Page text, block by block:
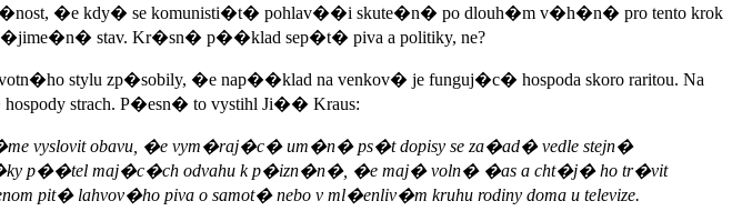
�e kdy� se komunisti�t� pohlav��i skute�n� po dlouh�m v�h�n� pro tento krok
v�jime�n� stav. Kr�sn� p��klad sep�t� piva a politiky, ne?
stylu zp�sobily, �e nap��klad na venkov� je funguj�c� hospoda skoro raritou. Na
strach. P�esn� to vystihl Ji�� Kraus:
vyslovit obavu, �e vym�raj�c� um�n� ps�t dopisy se za�ad� vedle stejn�
p��tel maj�c�ch odvahu k p�izn�n�, �e maj� voln� �as a cht�j� ho tr�vit
pit� lahvov�ho piva o samot� nebo v ml�enliv�m kruhu rodiny doma u televize.